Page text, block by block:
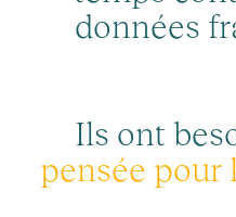
données fr
Ils ont bes
pensée pour l